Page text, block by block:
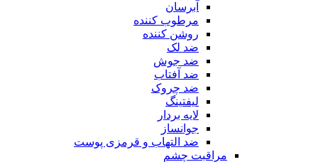
آبرسان
مرطوب کننده
روشن کننده
ضد لک
ضد جوش
ضد آفتاب
ضد چروک
لیفتینگ
لایه بردار
جوانساز
ضد التهاب و قرمزی پوست
مراقبت چشم